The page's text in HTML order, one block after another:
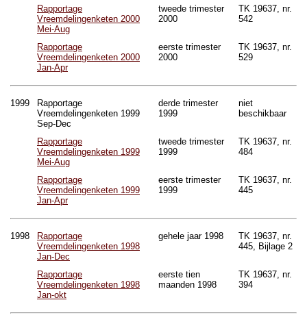
Rapportage
Vreemdelingenketen 2000
Mei-Aug
tweede trimester
2000
TK 19637, nr.
542
Rapportage
Vreemdelingenketen 2000
Jan-Apr
eerste trimester
2000
TK 19637, nr.
529
1999
Rapportage
Vreemdelingenketen 1999
Sep-Dec
derde trimester
1999
niet
beschikbaar
Rapportage
Vreemdelingenketen 1999
Mei-Aug
tweede trimester
1999
TK 19637, nr.
484
Rapportage
Vreemdelingenketen 1999
Jan-Apr
eerste trimester
1999
TK 19637, nr.
445
1998
Rapportage
Vreemdelingenketen 1998
Jan-Dec
gehele jaar 1998
TK 19637, nr.
445, Bijlage 2
Rapportage
Vreemdelingenketen 1998
Jan-okt
eerste tien
maanden 1998
TK 19637, nr.
394